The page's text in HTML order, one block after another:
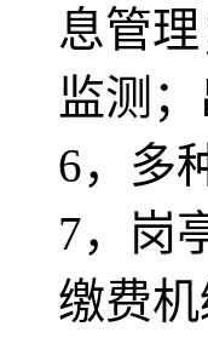
息管
监测
6，多
7，岗
缴费